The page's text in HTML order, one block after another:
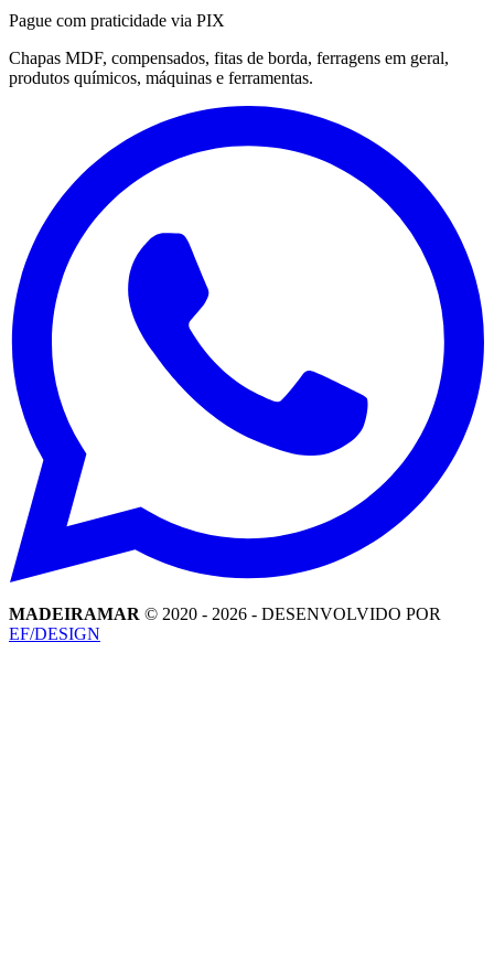
Pague com praticidade via PIX
Chapas MDF, compensados, fitas de borda, ferragens em geral,
produtos químicos, máquinas e ferramentas.
MADEIRAMAR © 2020 - 2026 - DESENVOLVIDO POR
EF/DESIGN